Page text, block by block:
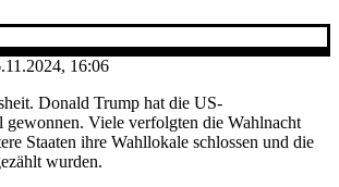
16:06
Donald Trump hat die US-
gewonnen. Viele verfolgten die Wahlnacht
Staaten ihre Wahllokale schlossen und die
wurden.